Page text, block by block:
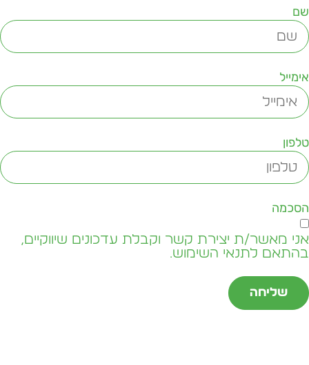
מאשר/ת יצירת קשר וקבלת עדכונים שיווקיים,
לתנאי השימוש.
שליחה